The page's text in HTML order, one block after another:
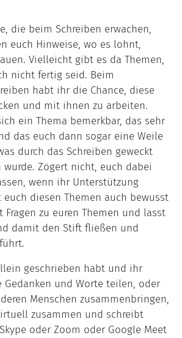
die beim Schreiben erwachen,
euch Hinweise, wo es lohnt,
Vielleicht gibt es da Themen,
nicht fertig seid. Beim
habt ihr die Chance, diese
und mit ihnen zu arbeiten.
ein Thema bemerkbar, das sehr
das euch dann sogar eine Weile
durch das Schreiben geweckt
wurde. Zögert nicht, euch dabei
wenn ihr Unterstützung
diesen Themen auch bewusst
zu euren Themen und lasst
damit den Stift fließen und
geschrieben habt und ihr
Gedanken und Worte teilen, oder
Menschen zusammenbringen,
zusammen und schreibt
oder Zoom oder Google Meet